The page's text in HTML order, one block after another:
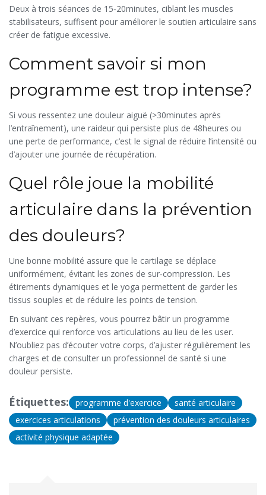
Deux à trois séances de 15‑20minutes, ciblant les muscles
stabilisateurs, suffisent pour améliorer le soutien articulaire sans
créer de fatigue excessive.
Comment savoir si mon
programme est trop intense?
Si vous ressentez une douleur aiguë (>30minutes après
l’entraînement), une raideur qui persiste plus de 48heures ou
une perte de performance, c’est le signal de réduire l’intensité ou
d’ajouter une journée de récupération.
Quel rôle joue la mobilité
articulaire dans la prévention
des douleurs?
Une bonne mobilité assure que le cartilage se déplace
uniformément, évitant les zones de sur‑compression. Les
étirements dynamiques et le yoga permettent de garder les
tissus souples et de réduire les points de tension.
En suivant ces repères, vous pourrez bâtir un programme
d’exercice qui renforce vos articulations au lieu de les user.
N’oubliez pas d’écouter votre corps, d’ajuster régulièrement les
charges et de consulter un professionnel de santé si une
douleur persiste.
Étiquettes: programme d'exercice
santé articulaire
exercices articulations
prévention des douleurs articulaires
activité physique adaptée